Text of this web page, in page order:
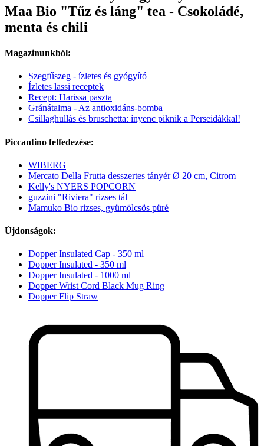
Maa Bio "Tűz és láng" tea - Csokoládé,
menta és chili
Magazinunkból:
Szegfűszeg - ízletes és gyógyító
Ízletes lassi receptek
Recept: Harissa paszta
Gránátalma - Az antioxidáns-bomba
Csillaghullás és bruschetta: ínyenc piknik a Perseidákkal!
Piccantino felfedezése:
WIBERG
Mercato Della Frutta desszertes tányér Ø 20 cm, Citrom
Kelly's NYERS POPCORN
guzzini "Riviera" rizses tál
Mamuko Bio rizses, gyümölcsös püré
Újdonságok:
Dopper Insulated Cap - 350 ml
Dopper Insulated - 350 ml
Dopper Insulated - 1000 ml
Dopper Wrist Cord Black Mug Ring
Dopper Flip Straw